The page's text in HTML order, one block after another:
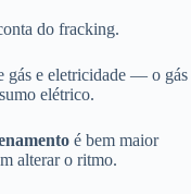
do fracking.
gás e eletricidade — o gás
elétrico.
é bem maior
alterar o ritmo.